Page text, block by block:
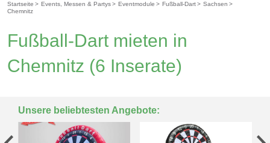
Startseite > Events, Messen & Partys> Eventmodule > Fußball-Dart> Sachsen >
Chemnitz
Fußball-Dart mieten in
Chemnitz (6 Inserate)
Unsere beliebtesten Angebote: